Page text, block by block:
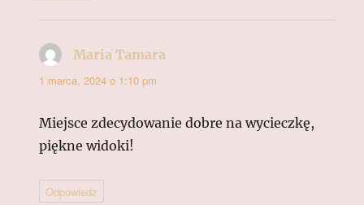
Maria Tamara
1 marca, 2024 o 1:10 pm
Miejsce zdecydowanie dobre na wycieczkę,
piękne widoki!
Odpowiedz